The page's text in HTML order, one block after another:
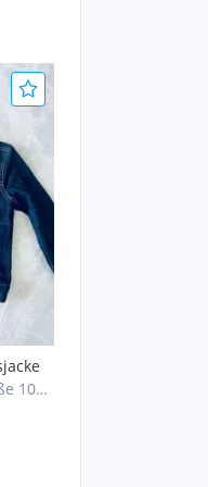
104,